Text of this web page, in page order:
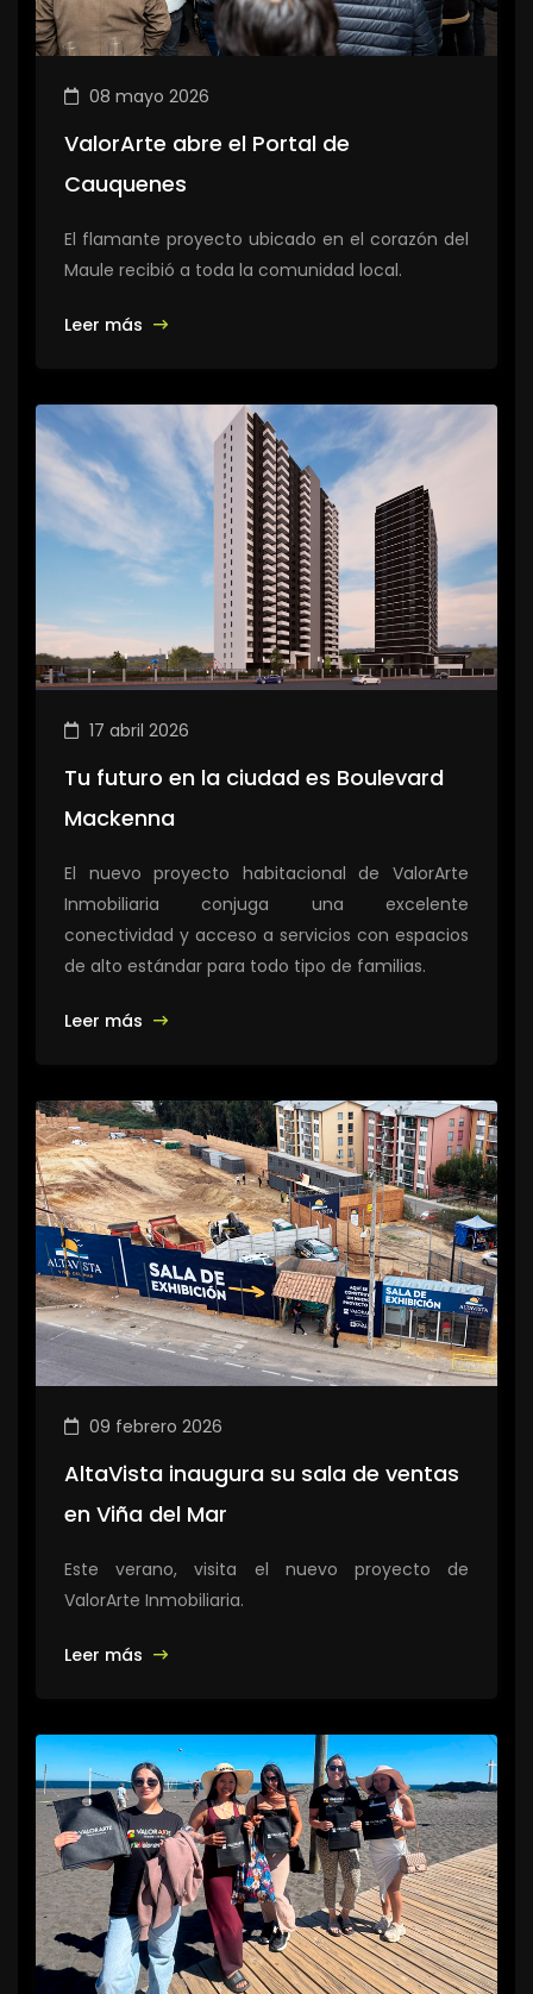
08 mayo 2026
ValorArte abre el Portal de
Cauquenes
El flamante proyecto ubicado en el corazón del
Maule recibió a toda la comunidad local.
Leer más
17 abril 2026
Tu futuro en la ciudad es Boulevard
Mackenna
El nuevo proyecto habitacional de ValorArte
Inmobiliaria conjuga una excelente
conectividad y acceso a servicios con espacios
de alto estándar para todo tipo de familias.
Leer más
09 febrero 2026
AltaVista inaugura su sala de ventas
en Viña del Mar
Este verano, visita el nuevo proyecto de
ValorArte Inmobiliaria.
Leer más